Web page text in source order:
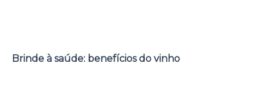
Brinde à saúde: benefícios do vinho